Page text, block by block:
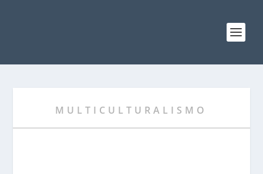
MULTICULTURALISMO